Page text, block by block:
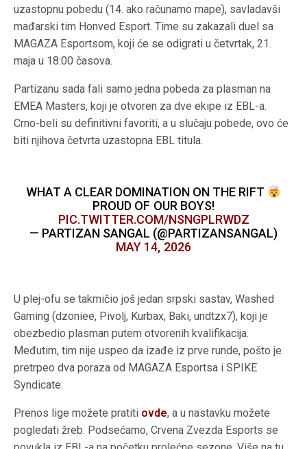
uzastopnu pobedu (14. ako računamo mape), savladavši
mađarski tim Honved Esport. Time su zakazali duel sa
MAGAZA Esportsom, koji će se odigrati u četvrtak, 21.
maja u 18:00 časova.
Partizanu sada fali samo jedna pobeda za plasman na
EMEA Masters, koji je otvoren za dve ekipe iz EBL-a.
Crno-beli su definitivni favoriti, a u slučaju pobede, ovo će
biti njihova četvrta uzastopna EBL titula.
WHAT A CLEAR DOMINATION ON THE RIFT
PROUD OF OUR BOYS!
PIC.TWITTER.COM/NSNGPLRWDZ
— PARTIZAN SANGAL (@PARTIZANSANGAL)
MAY 14, 2026
U plej-ofu se takmičio još jedan srpski sastav, Washed
Gaming (dzoniee, Pivolj, Kurbax, Baki, undtzx7), koji je
obezbedio plasman putem otvorenih kvalifikacija.
Međutim, tim nije uspeo da izađe iz prve runde, pošto je
pretrpeo dva poraza od MAGAZA Esportsa i SPIKE
Syndicate.
Prenos lige možete pratiti ovde, a u nastavku možete
pogledati žreb. Podsećamo, Crvena Zvezda Esports se